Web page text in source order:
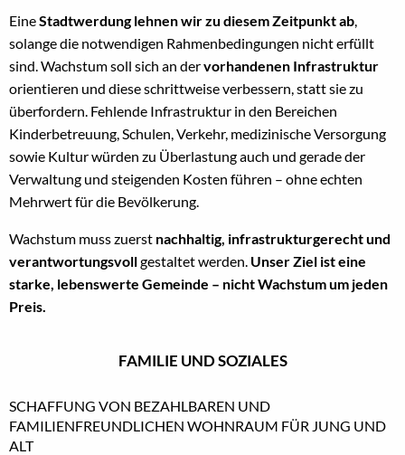
EineStadtwerdung lehnen wir zu diesem Zeitpunkt ab,
solange die notwendigen Rahmenbedingungen nicht erfüllt
sind. Wachstum soll sich an dervorhandenen Infrastruktur
orientieren und diese schrittweise verbessern, statt sie zu
überfordern. Fehlende Infrastruktur in den Bereichen
Kinderbetreuung, Schulen, Verkehr, medizinische Versorgung
sowie Kultur würden zu Überlastung auch und gerade der
Verwaltung und steigenden Kosten führen – ohne echten
Mehrwert für die Bevölkerung.
Wachstum muss zuerst nachhaltig, infrastrukturgerecht und
verantwortungsvollgestaltet werden. Unser Ziel ist eine
starke, lebenswerte Gemeinde – nicht Wachstum um jeden
Preis.
FAMILIE UND SOZIALES
SCHAFFUNG VON BEZAHLBAREN UND
FAMILIENFREUNDLICHEN WOHNRAUM FÜR JUNG UND
ALT